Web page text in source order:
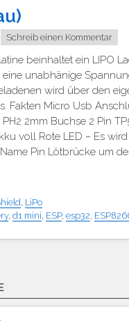
Schreib einen Kommentar
beinhaltet ein LIPO
unabhänige
wird über den
Fakten Micro Usb
2mm Buchse 2 Pin
voll Rote LED – Es
Pin Lötbrücke um
, LiPo
, d1 mini, ESP, esp32,